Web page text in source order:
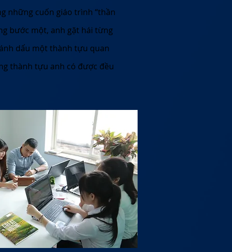
những cuốn giáo trình “thần
bước một, anh gặt hái từng
dấu một thành tựu quan
thành tựu anh có được đều